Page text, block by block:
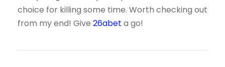
choice for killing some time. Worth checking out
from my end! Give 26abet a go!